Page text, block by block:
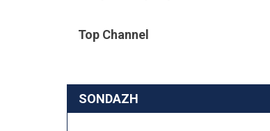
Top Channel
SONDAZH